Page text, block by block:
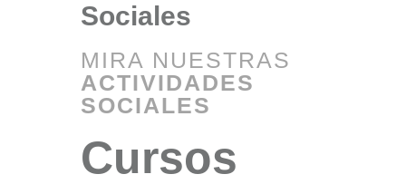
Sociales
MIRA NUESTRAS
ACTIVIDADES
SOCIALES
Cursos